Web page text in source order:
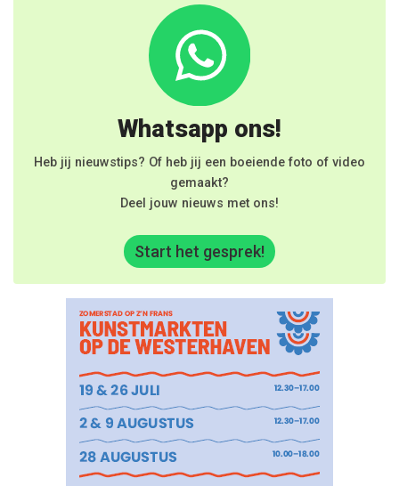
Whatsapp ons!
Heb jij nieuwstips? Of heb jij een boeiende foto of video
gemaakt?
Deel jouw nieuws met ons!
Start het gesprek!